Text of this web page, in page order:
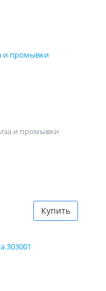
и промывки
Купить